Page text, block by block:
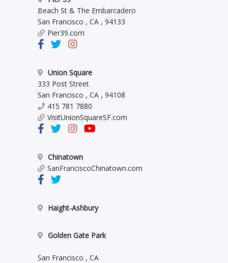
Beach St & The Embarcadero
San Francisco , CA , 94133
Pier39.com
Union Square
333 Post Street
San Francisco , CA , 94108
415 781 7880
VisitUnionSquareSF.com
Chinatown
SanFranciscoChinatown.com
Haight-Ashbury
Golden Gate Park
San Francisco , CA